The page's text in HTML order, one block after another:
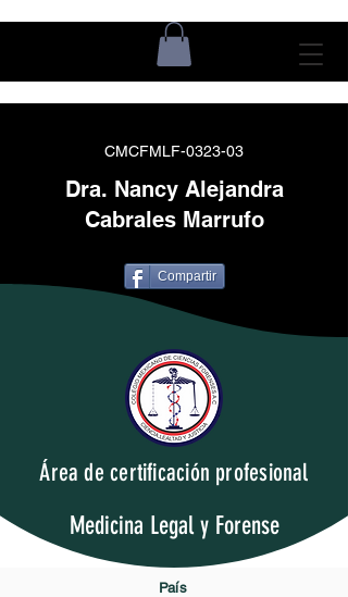
CMCFMLF-0323-03
Dra. Nancy Alejandra
Cabrales Marrufo
Compartir
Área de certificación profesional
Medicina Legal y Forense
País